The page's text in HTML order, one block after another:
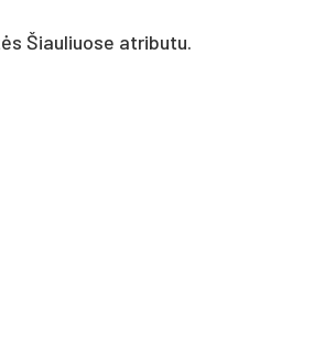
Šiauliuose atributu.